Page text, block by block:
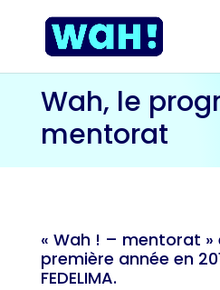
Wah, le
mentorat
« Wah ! – mentorat
première année en
FEDELIMA.